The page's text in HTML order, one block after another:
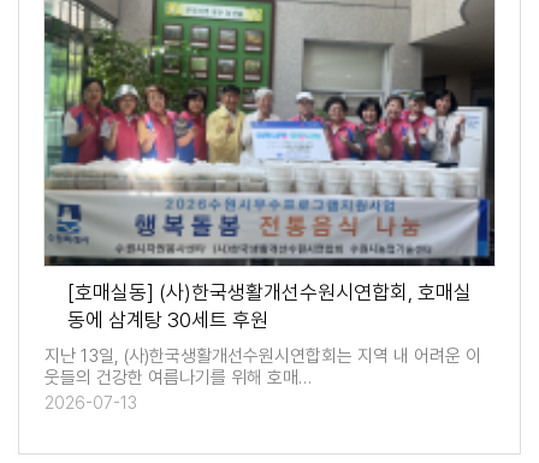
[호매실동] (사)한국생활개선수원시연합회, 호매실
동에 삼계탕 30세트 후원
지난 13일, (사)한국생활개선수원시연합회는 지역 내 어려운 이
웃들의 건강한 여름나기를 위해 호매…
2026-07-13